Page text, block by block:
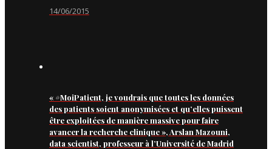
14/06/2015
« #MoiPatient, je voudrais que toutes les données
des patients soient anonymisées et qu’elles puissent
être exploitées de manière massive pour faire
avancer la recherche clinique », Arslan Mazouni,
data scientist, professeur à l’Université de Madrid